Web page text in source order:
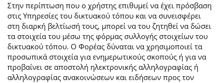
Στην περίπτωση που ο χρήστης επιθυμεί να έχει πρόσβαση
στις Υπηρεσίες του δικτυακού τόπου και να συνεισφέρει
στη διαρκή βελτίωσή τους, μπορεί να του ζητηθεί να δώσει
τα στοιχεία του μέσω της φόρμας συλλογής στοιχείων του
δικτυακού τόπου. Ο Φορέας δύναται να χρησιμοποιεί τα
προσωπικά στοιχεία για ενημερωτικούς σκοπούς ή για να
προβαίνει σε αποστολή ηλεκτρονικής αλληλογραφίας ή
αλληλογραφίας ανακοινώσεων και ειδήσεων προς τον